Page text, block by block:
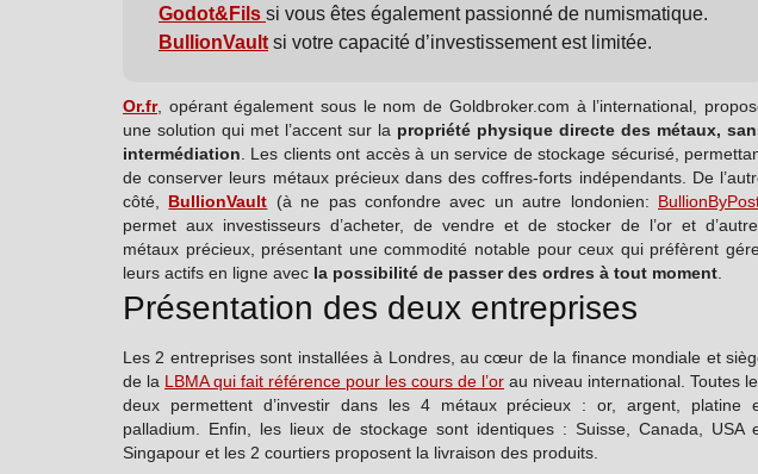
Godot&Fils si vous êtes également passionné de numismatique.
BullionVault si votre capacité d’investissement est limitée.
Or.fr, opérant également sous le nom de Goldbroker.com à l’international,
une solution qui met l’accent sur la propriété physique directe des métaux,
intermédiation . Les clients ont accès à un service de stockage sécurisé,
de conserver leurs métaux précieux dans des coffres-forts indépendants. De
côté, BullionVault (à ne pas confondre avec un autre londonien:
permet aux investisseurs d’acheter, de vendre et de stocker de l’or et
métaux précieux, présentant une commodité notable pour ceux qui préfèrent
leurs actifs en ligne avec la possibilité de passer des ordres à tout moment
Présentation des deux entreprises
Les 2 entreprises sont installées à Londres, au cœur de la finance mondiale et
de la LBMA qui fait référence pour les cours de l’or au niveau international. Toutes
deux permettent d’investir dans les 4 métaux précieux : or, argent, platine
palladium. Enfin, les lieux de stockage sont identiques : Suisse, Canada, USA
Singapour et les 2 courtiers proposent la livraison des produits.